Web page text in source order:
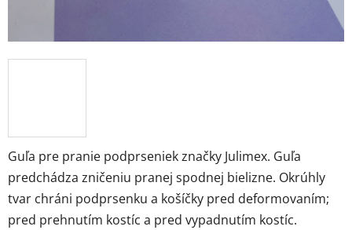
Guľa pre pranie podprseniek značky Julimex. Guľa
predchádza zničeniu pranej spodnej bielizne. Okrúhly
tvar chráni podprsenku a košíčky pred deformovaním;
pred prehnutím kostíc a pred vypadnutím kostíc.